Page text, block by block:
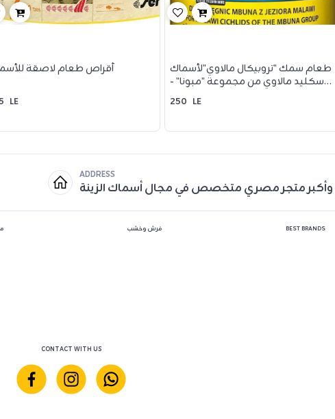
أقراص طعام لاصقة
LE
طعام سمك "تروبيكال مالاوي"لأسماك
سكليد مالاوي من مجموعة "مبونا" -
130جم250 LE
ADDRESS
وأكبر متجر مصري متخصص في مجال أسماك الزينة
فرش وخشب BEST BRANDS
CONTACT WITH US